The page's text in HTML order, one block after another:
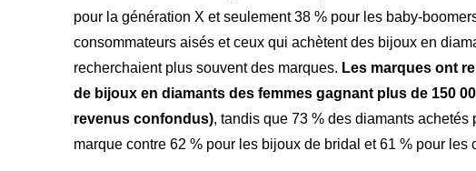
Expertise Nos
pour la génération X et seulement 38 % pour les baby-
consommateurs aisés et ceux qui achètent des bijoux en
recherchaient plus souvent des marques. Les marques ont
de bijoux en diamants des femmes gagnant plus de 150
revenus confondus), tandis que 73 % des diamants achetés
marque contre 62 % pour les bijoux de bridal et 61 % pour les